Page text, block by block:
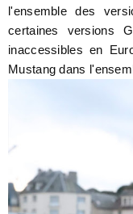
l'ensemble des
certaines versions
inaccessibles en
Mustang dans